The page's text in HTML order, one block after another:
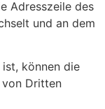
Adresszeile des
und an dem
können die
von Dritten